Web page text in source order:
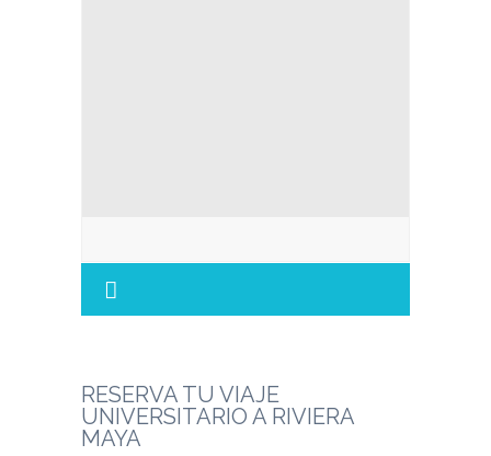
RESERVA TU VIAJE
UNIVERSITARIO A RIVIERA
MAYA